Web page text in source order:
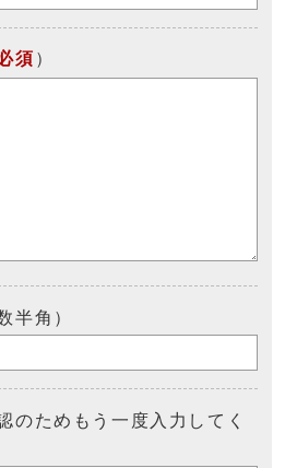
須 ）
半角）
のためもう一度入力してく